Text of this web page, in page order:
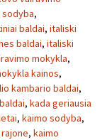
,
baldai, italiski
baldai, italiski
mokykla,
kainos,
kambario baldai,
, kada geriausia
, kaimo sodyba,
, kaimo